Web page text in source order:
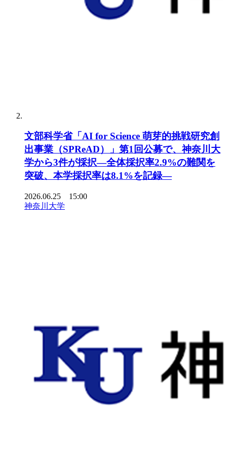
文部科学省「AI for Science 萌芽的挑戦研究創
出事業（SPReAD）」第1回公募で、神奈川大
学から3件が採択―全体採択率2.9%の難関を
突破、本学採択率は8.1%を記録―
2026.06.25 15:00
神奈川大学